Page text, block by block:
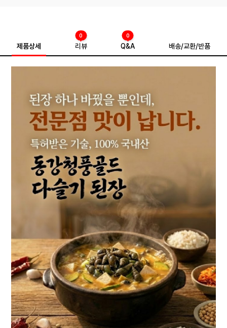
제품상세 리뷰
0
Q&A
0
배송/교환/반품